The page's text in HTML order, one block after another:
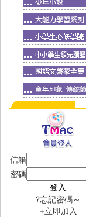
信箱
密碼
?忘記密碼～
+立即加入